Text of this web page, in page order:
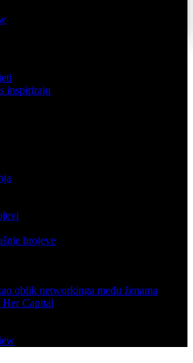
inspiriraju
brojeve
oblik networkinga među ženama
Capital